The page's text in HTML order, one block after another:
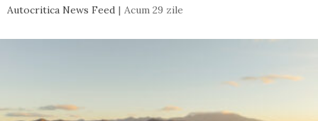
Autocritica News Feed Acum 29 zile